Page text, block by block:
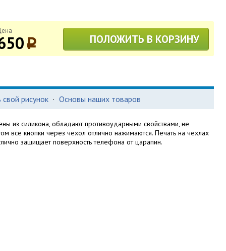
p ПОЛОЖИТЬ В КОРЗИНУ
рисунок · Основы наших товаров
из силикона, обладают противоударными свойствами, не
все кнопки через чехол отлично нажимаются. Печать на чехлах
защищает поверхность телефона от царапин.